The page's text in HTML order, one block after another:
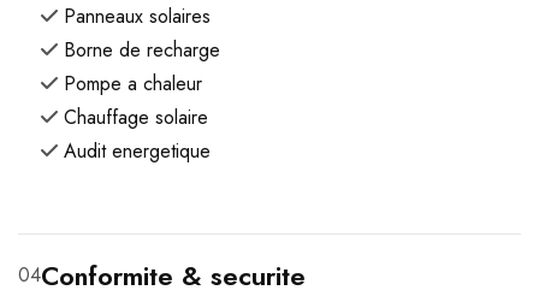
Panneaux solaires
Borne de recharge
Pompe a chaleur
Chauffage solaire
Audit energetique
04Conformite & securite